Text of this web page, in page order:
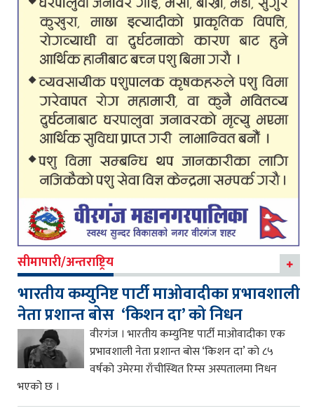
सीमापारी/अन्तराष्ट्रिय
भारतीय कम्युनिष्ट पार्टी माओवादीका प्रभावशाली
नेता प्रशान्त बोस ‘किशन दा’ को निधन
वीरगंज । भारतीय कम्युनिष्ट पार्टी माओवादीका एक
प्रभावशाली नेता प्रशान्त बोस ‘किशन दा’ को ८५
वर्षको उमेरमा राँचीस्थित रिम्स अस्पतालमा निधन
भएको छ ।